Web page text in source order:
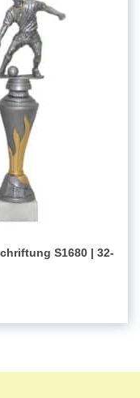
S1680 | 32-